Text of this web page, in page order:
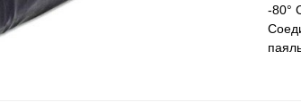
-80°